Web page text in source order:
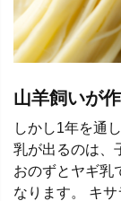
山羊飼いが
しかし1年を通
乳が出るのは、
おのずとヤギ乳
なります。 キ